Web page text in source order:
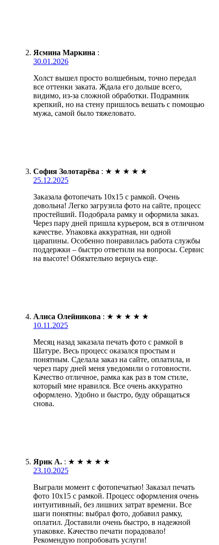
Ясмина Маркина :
30.01.2026
Холст вышел просто волшебным, точно передал
все оттенки заката. Ждала его дольше всего,
видимо, из-за сложной обработки. Подрамник
крепкий, но на стену пришлось вешать с помощью
мужа, самой было тяжеловато.
София Золотарёва : ★ ★ ★ ★ ★
25.12.2025
Заказала фотопечать 10х15 с рамкой. Очень
довольна! Легко загрузила фото на сайте, процесс
простейший. Подобрала рамку и оформила заказ.
Через пару дней пришла курьером, вся в отличном
качестве. Упаковка аккуратная, ни одной
царапины. Особенно понравилась работа службы
поддержки – быстро ответили на вопросы. Сервис
на высоте! Обязательно вернусь еще.
Алиса Олейникова : ★ ★ ★ ★ ★
10.11.2025
Месяц назад заказала печать фото с рамкой в
Шатуре. Весь процесс оказался простым и
понятным. Сделала заказ на сайте, оплатила, и
через пару дней меня уведомили о готовности.
Качество отличное, рамка как раз в том стиле,
который мне нравился. Все очень аккуратно
оформлено. Удобно и быстро, буду обращаться
снова.
Ярик А. : ★ ★ ★ ★ ★
23.10.2025
Выграли момент с фотопечатью! Заказал печать
фото 10х15 с рамкой. Процесс оформления очень
интуитивный, без лишних затрат времени. Все
шаги понятны: выбрал фото, добавил рамку,
оплатил. Доставили очень быстро, в надежной
упаковке. Качество печати порадовало!
Рекомендую попробовать услуги!